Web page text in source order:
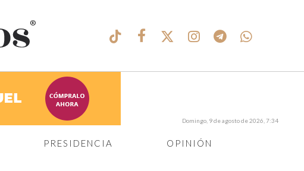
®
PRESIDENCIA OPINIÓN
Domingo, 9 de agosto de 2026, 7:34